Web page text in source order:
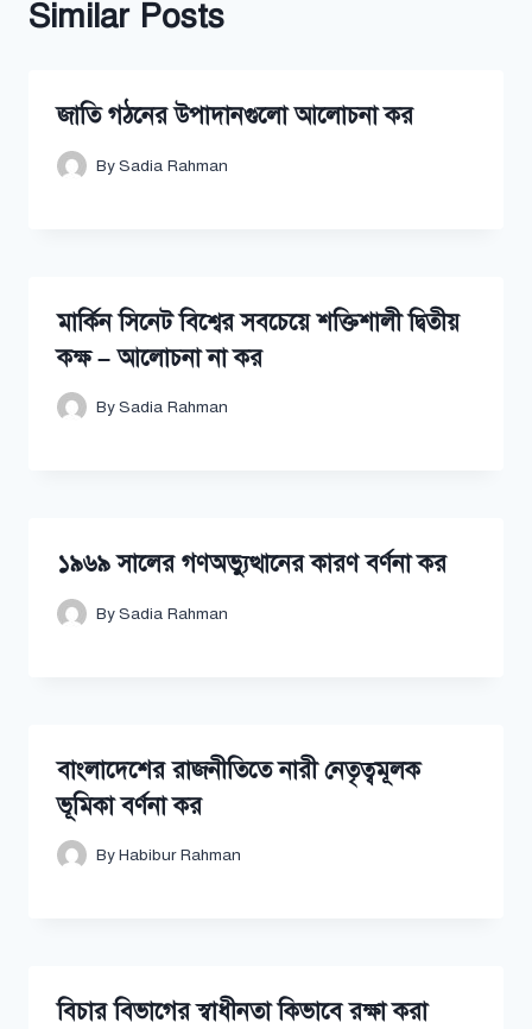
Similar Posts
জাতি গঠনের উপাদানগুলো আলোচনা কর
BySadia Rahman
মার্কিন সিনেট বিশ্বের সবচেয়ে শক্তিশালী দ্বিতীয়
কক্ষ – আলোচনা না কর
BySadia Rahman
১৯৬৯ সালের গণঅভ্যুত্থানের কারণ বর্ণনা কর
BySadia Rahman
বাংলাদেশের রাজনীতিতে নারী নেতৃত্বমূলক
ভূমিকা বর্ণনা কর
ByHabibur Rahman
বিচার বিভাগের স্বাধীনতা কিভাবে রক্ষা করা